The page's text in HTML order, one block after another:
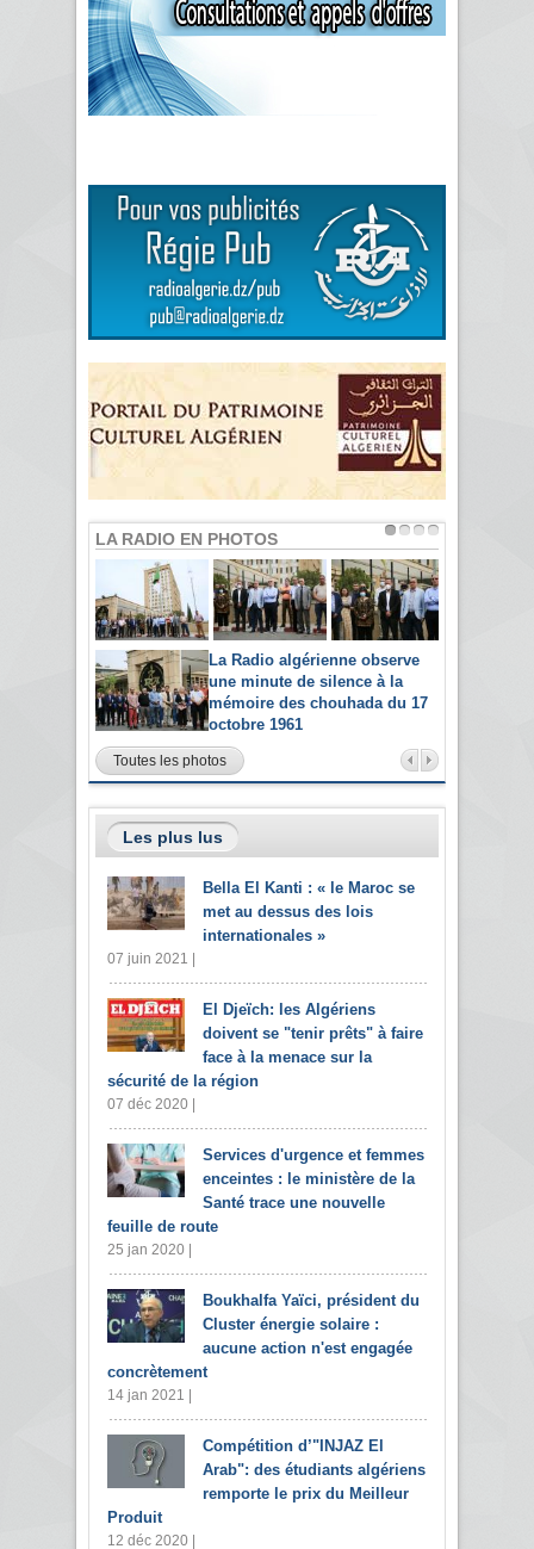
LA RADIO EN PHOTOS
La Radio algérienne observe
une minute de silence à la
mémoire des chouhada du 17
octobre 1961
Toutes les photos
Les plus lus
Bella El Kanti : « le Maroc se
met au dessus des lois
internationales »
07 juin 2021 |
El Djeïch: les Algériens
doivent se "tenir prêts" à faire
face à la menace sur la
sécurité de la région
07 déc 2020 |
Services d'urgence et femmes
enceintes : le ministère de la
Santé trace une nouvelle
feuille de route
25 jan 2020 |
Boukhalfa Yaïci, président du
Cluster énergie solaire :
aucune action n'est engagée
concrètement
14 jan 2021 |
Compétition d’"INJAZ El
Arab": des étudiants algériens
remporte le prix du Meilleur
Produit
12 déc 2020 |